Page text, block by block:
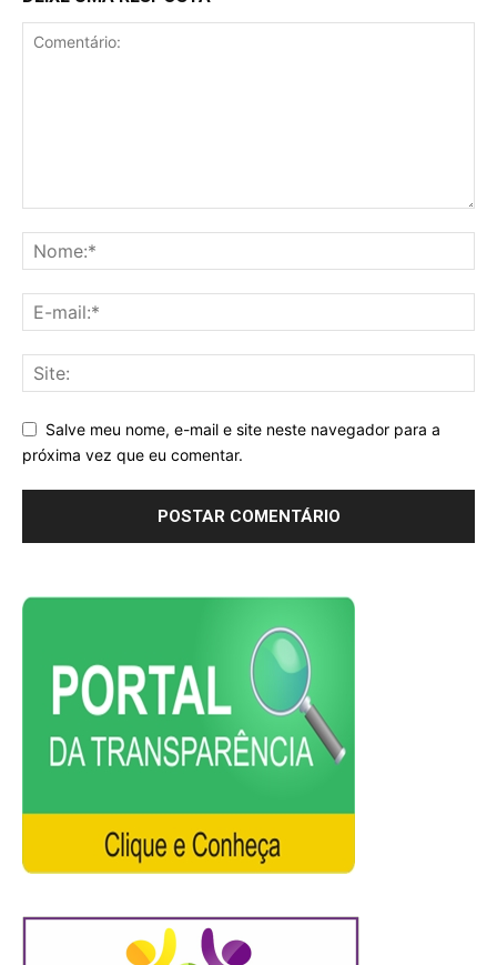
Salve meu nome, e-mail e site neste navegador para a
próxima vez que eu comentar.